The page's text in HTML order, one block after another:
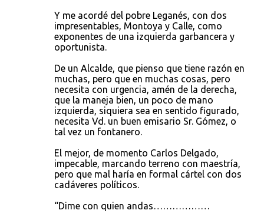
Y me acordé del pobre Leganés, con dos
impresentables, Montoya y Calle, como
exponentes de una izquierda garbancera y
oportunista.
De un Alcalde, que pienso que tiene razón en
muchas, pero que en muchas cosas, pero
necesita con urgencia, amén de la derecha,
que la maneja bien, un poco de mano
izquierda, siquiera sea en sentido figurado,
necesita Vd. un buen emisario Sr. Gómez, o
tal vez un fontanero.
El mejor, de momento Carlos Delgado,
impecable, marcando terreno con maestría,
pero que mal haría en formal cártel con dos
cadáveres políticos.
“Dime con quien andas………………